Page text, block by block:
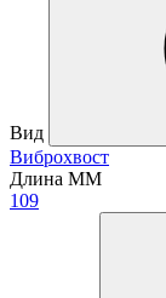
Вид
Виброхвост
Длина ММ
109